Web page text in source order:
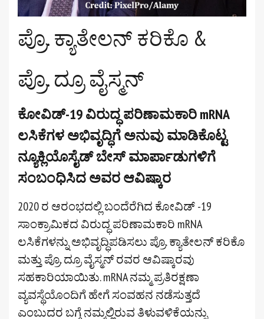
ಪ್ರೊ. ಕ್ಯಾತೇಲನ್ ಕರಿಕೊ &
ಪ್ರೊ. ದ್ರೂ ವೈಸ್ಮನ್
ಕೋವಿಡ್-19 ವಿರುದ್ಧ ಪರಿಣಾಮಕಾರಿ mRNA
ಲಸಿಕೆಗಳ ಅಭಿವೃದ್ಧಿಗೆ ಅನುವು ಮಾಡಿಕೊಟ್ಟ
ನ್ಯೂಕ್ಲಿಯೊಸೈಡ್ ಬೇಸ್ ಮಾರ್ಪಾಡುಗಳಿಗೆ
ಸಂಬಂಧಿಸಿದ ಅವರ ಆವಿಷ್ಕಾರ
2020 ರ ಆರಂಭದಲ್ಲಿ ಬಂದೆರೆಗಿದ ಕೋವಿಡ್ -19
ಸಾಂಕ್ರಾಮಿಕದ ವಿರುದ್ಧ ಪರಿಣಾಮಕಾರಿ mRNA
ಲಸಿಕೆಗಳನ್ನು ಅಭಿವೃದ್ಧಿಪಡಿಸಲು ಪ್ರೊ. ಕ್ಯಾತೇಲನ್ ಕರಿಕೊ
ಮತ್ತು ಪ್ರೊ. ದ್ರೂ ವೈಸ್ಮನ್ ರವರ ಆವಿಷ್ಕಾರವು
ಸಹಕಾರಿಯಾಯಿತು. mRNA ನಮ್ಮ ಪ್ರತಿರಕ್ಷಣಾ
ವ್ಯವಸ್ಥೆಯೊಂದಿಗೆ ಹೇಗೆ ಸಂವಹನ ನಡೆಸುತ್ತದೆ
ಎಂಬುದರ ಬಗ್ಗೆ ನಮ್ಮಲ್ಲಿರುವ ತಿಳುವಳಿಕೆಯನ್ನು